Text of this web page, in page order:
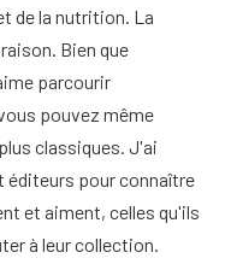
de la nutrition. La
Bien que
parcourir
pouvez même
classiques. J'ai
éditeurs pour connaître
et aiment, celles qu'ils
à leur collection.